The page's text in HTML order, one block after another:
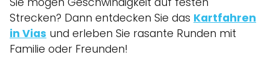
Strecken? Dann entdecken Sie das Kartfahren
in Vias und erleben Sie rasante Runden mit
Familie oder Freunden!